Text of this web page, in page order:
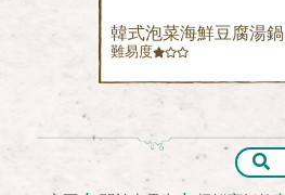
韓式泡菜海鮮豆腐湯鍋
難易度